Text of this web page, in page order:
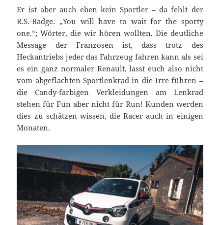
Er ist aber auch eben kein Sportler – da fehlt der
R.S.-Badge. „You will have to wait for the sporty
one.“; Wörter, die wir hören wollten. Die deutliche
Message der Franzosen ist, dass trotz des
Heckantriebs jeder das Fahrzeug fahren kann als sei
es ein ganz normaler Renault, lasst euch also nicht
vom abgeflachten Sportlenkrad in die Irre führen –
die Candy-farbigen Verkleidungen am Lenkrad
stehen für Fun aber nicht für Run! Kunden werden
dies zu schätzen wissen, die Racer auch in einigen
Monaten.